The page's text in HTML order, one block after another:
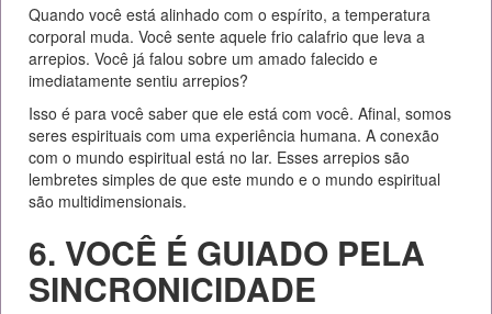
Quando você está alinhado com o espírito, a temperatura
corporal muda. Você sente aquele frio calafrio que leva a
arrepios. Você já falou sobre um amado falecido e
imediatamente sentiu arrepios?
Isso é para você saber que ele está com você. Afinal, somos
seres espirituais com uma experiência humana. A conexão
com o mundo espiritual está no lar. Esses arrepios são
lembretes simples de que este mundo e o mundo espiritual
são multidimensionais.
6. VOCÊ É GUIADO PELA
SINCRONICIDADE